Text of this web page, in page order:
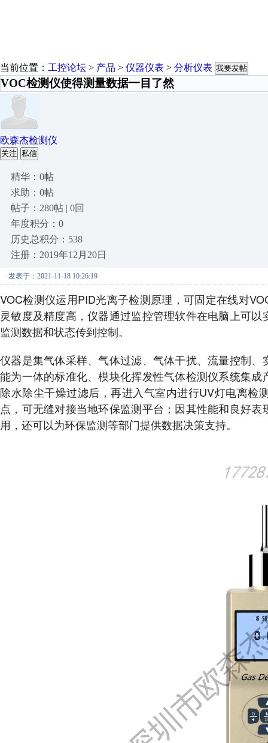
当前位置： 工控论坛 > 产品 > 仪器仪表 > 分析仪表 我要发帖
VOC检测仪使得测量数据一目了然
欧森杰检测仪
关注 私信
精华：0帖
求助：0帖
帖子：280帖 | 0回
年度积分：0
历史总积分：538
注册：2019年12月20日
发表于：2021-11-18 10:26:19
VOC检测仪运用PID光离子检测原理，可固定在线对
灵敏度及精度高，仪器通过监控管理软件在电脑上可
监测数据和状态传到控制。
仪器是集气体采样、气体过滤、气体干扰、流量控制
能为一体的标准化、模块化挥发性气体检测仪系统集
除水除尘干燥过滤后，再进入气室内进行UV灯电离
点，可无缝对接当地环保监测平台；因其性能和良好
用，还可以为环保监测等部门提供数据决策支持。